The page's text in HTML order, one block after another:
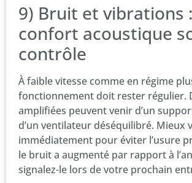
9) Bruit et vibrations :
confort acoustique
contrôle
À faible vitesse comme en régime
fonctionnement doit rester régulier.
amplifiées peuvent venir d’un
d’un ventilateur déséquilibré. Mieux
immédiatement pour éviter l’usure
le bruit a augmenté par rapport à
signalez-le lors de votre prochain